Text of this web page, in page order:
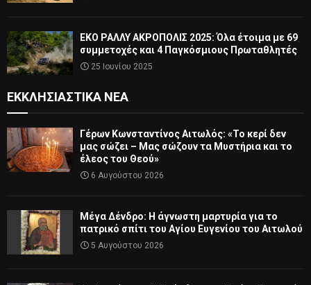
ΕΚΟ ΡΑΛΛΥ ΑΚΡΟΠΟΛΙΣ 2025: Όλα έτοιμα με 69
συμμετοχές και 4 Παγκόσμιους Πρωταθλητές
25 Ιουνίου 2025
ΕΚΚΛΗΣΙΑΣΤΙΚΆ ΝΈΑ
Γέρων Κωνσταντίνος Αιτωλός: «Το κερί δεν
μας σώζει – Μας σώζουν τα Μυστήρια και το
έλεος του Θεού»
6 Αυγούστου 2026
Μέγα Δένδρο: Η άγνωστη μαρτυρία για το
πατρικό σπίτι του Αγίου Ευγενίου του Αιτωλού
5 Αυγούστου 2026